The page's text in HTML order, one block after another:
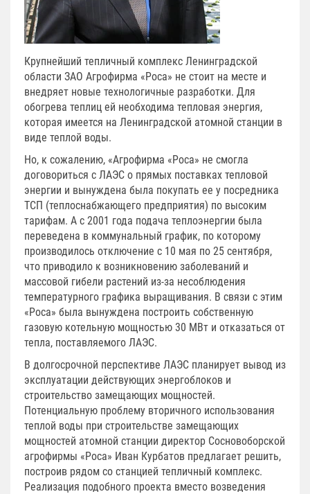
Крупнейший тепличный комплекс Ленинградской
области ЗАО Агрофирма «Роса» не стоит на месте и
внедряет новые технологичные разработки. Для
обогрева теплиц ей необходима тепловая энергия,
которая имеется на Ленинградской атомной станции в
виде теплой воды.
Но, к сожалению, «Агрофирма «Роса» не смогла
договориться с ЛАЭС о прямых поставках тепловой
энергии и вынуждена была покупать ее у посредника
ТСП (теплоснабжающего предприятия) по высоким
тарифам. А с 2001 года подача теплоэнергии была
переведена в коммунальный график, по которому
производилось отключение с 10 мая по 25 сентября,
что приводило к возникновению заболеваний и
массовой гибели растений из-за несоблюдения
температурного графика выращивания. В связи с этим
«Роса» была вынуждена построить собственную
газовую котельную мощностью 30 МВт и отказаться от
тепла, поставляемого ЛАЭС.
В долгосрочной перспективе ЛАЭС планирует вывод из
эксплуатации действующих энергоблоков и
строительство замещающих мощностей.
Потенциальную проблему вторичного использования
теплой воды при строительстве замещающих
мощностей атомной станции директор Сосновоборской
агрофирмы «Роса» Иван Курбатов предлагает решить,
построив рядом со станцией тепличный комплекс.
Реализация подобного проекта вместо возведения